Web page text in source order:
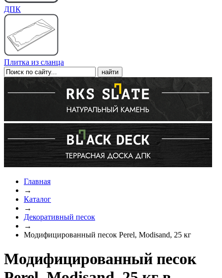
ДПК
Плитка из сланца
Главная
→
Каталог
→
Декоративный песок
→
Модифицированный песок Perel, Modisand, 25 кг
Модифицированный песок